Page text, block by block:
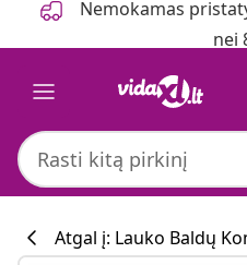
Nemokamas
nei
Atgal į: Lauko Baldų